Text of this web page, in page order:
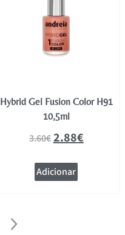
Hybrid Gel Fusion Color H91
10,5ml
3.60€2.88€
Adicionar